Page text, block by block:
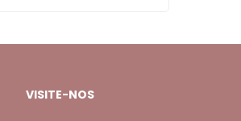
VISITE-NOS